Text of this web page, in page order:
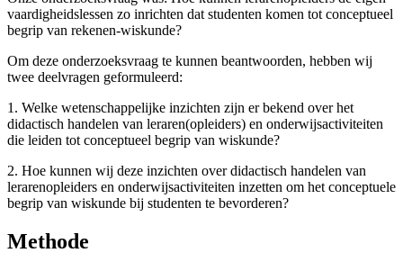
vaardigheidslessen zo inrichten dat studenten komen tot conceptueel
begrip van rekenen-wiskunde?
Om deze onderzoeksvraag te kunnen beantwoorden, hebben wij
twee deelvragen geformuleerd:
1. Welke wetenschappelijke inzichten zijn er bekend over het
didactisch handelen van leraren(opleiders) en onderwijsactiviteiten
die leiden tot conceptueel begrip van wiskunde?
2. Hoe kunnen wij deze inzichten over didactisch handelen van
lerarenopleiders en onderwijsactiviteiten inzetten om het conceptuele
begrip van wiskunde bij studenten te bevorderen?
Methode